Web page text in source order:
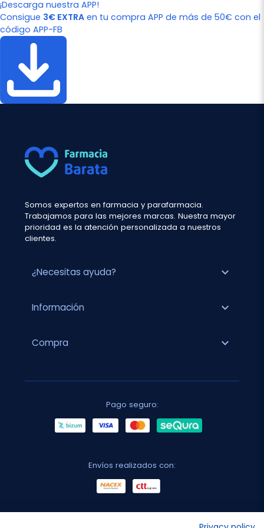
¡Descarga nuestra APP!
Consigue 3€ EXTRA en tu compra APP de más de 50€ con el
código APP-FB
Somos expertos en farmacia y parafarmacia.
Trabajamos para las mejores marcas. Nuestra mayor
prioridad es la atención personalizada a nuestros
clientes.
¿Necesitas ayuda? expand_more
Información expand_more
Compra expand_more
Pago seguro:
Envíos realizados con: